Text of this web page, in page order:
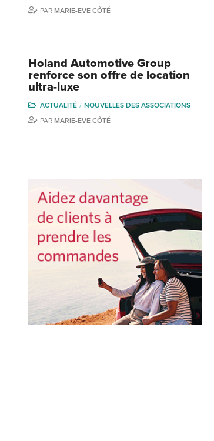
PAR MARIE-EVE CÔTÉ
Holand Automotive Group
renforce son offre de location
ultra-luxe
ACTUALITÉ
NOUVELLES DES ASSOCIATIONS
PAR MARIE-EVE CÔTÉ